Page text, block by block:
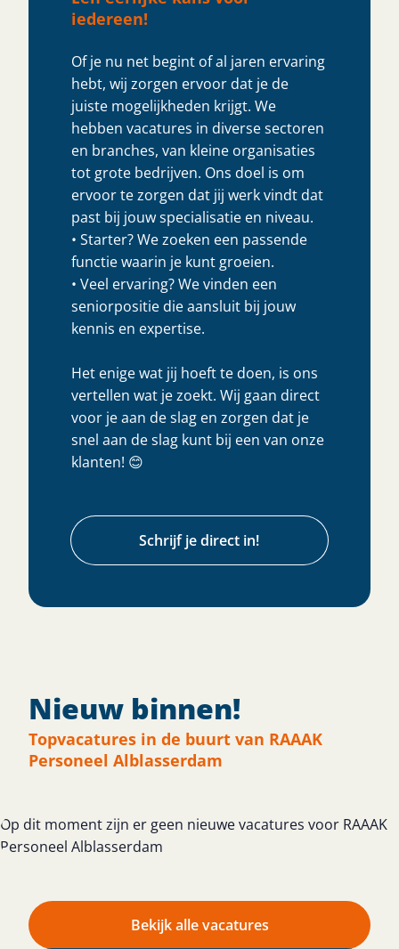
iedereen!
Of je nu net begint of al jaren ervaring
hebt, wij zorgen ervoor dat je de
juiste mogelijkheden krijgt. We
hebben vacatures in diverse sectoren
en branches, van kleine organisaties
tot grote bedrijven. Ons doel is om
ervoor te zorgen dat jij werk vindt dat
past bij jouw specialisatie en niveau.
• Starter? We zoeken een passende
functie waarin je kunt groeien.
• Veel ervaring? We vinden een
seniorpositie die aansluit bij jouw
kennis en expertise.
Het enige wat jij hoeft te doen, is ons
vertellen wat je zoekt. Wij gaan direct
voor je aan de slag en zorgen dat je
snel aan de slag kunt bij een van onze
klanten! 😊
Schrijf je direct in!
Nieuw binnen!
Topvacatures in de buurt van RAAAK
Personeel Alblasserdam
Op dit moment zijn er geen nieuwe vacatures voor RAAAK
Personeel Alblasserdam
Bekijk alle vacatures